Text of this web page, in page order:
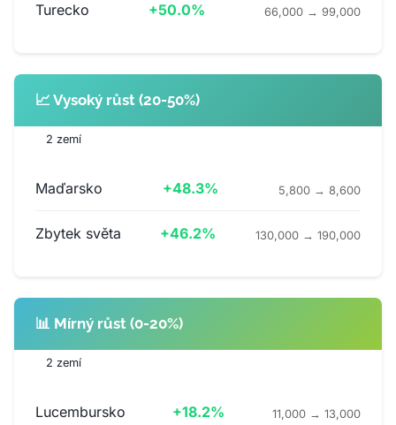
Turecko +50.0% 66,000 → 99,000
📈 Vysoký růst (20-50%)
2 zemí
Maďarsko +48.3% 5,800 → 8,600
Zbytek světa +46.2% 130,000 → 190,000
📊 Mírný růst (0-20%)
2 zemí
Lucembursko +18.2% 11,000 → 13,000